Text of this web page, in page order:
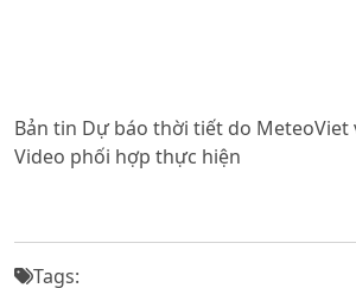
Bản tin Dự báo thời tiết do MeteoViet
Video phối hợp thực hiện
Tags: